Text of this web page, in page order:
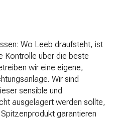
Wo Leeb draufsteht, ist
Kontrolle über die beste
wir eine eigene,
Wir sind
sensible und
ausgelagert werden sollte,
garantieren